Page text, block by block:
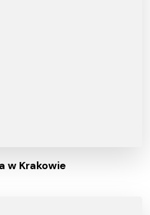
w Krakowie